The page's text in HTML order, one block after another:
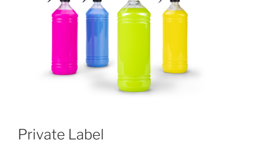
Private Label